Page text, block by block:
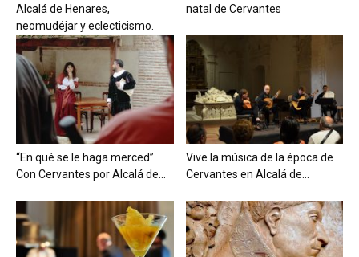
Alcalá de Henares,
neomudéjar y eclecticismo.
natal de Cervantes
“En qué se le haga merced”.
Con Cervantes por Alcalá de...
Vive la música de la época de
Cervantes en Alcalá de...